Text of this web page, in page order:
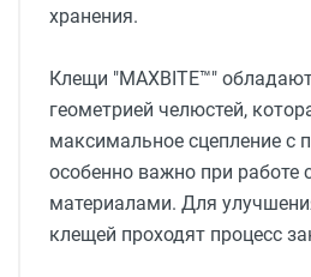
хранения.
Клещи "MAXBITE™"
геометрией челюстей,
максимальное сцепление с
особенно важно при работе
материалами. Для
клещей проходят процесс